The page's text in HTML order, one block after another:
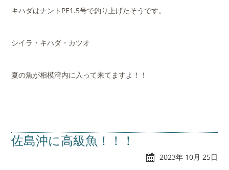
キハダはナントPE1.5号で釣り上げたそうです。
シイラ・キハダ・カツオ
夏の魚が相模湾内に入って来てますよ！！
佐島沖に高級魚！！！
2023年 10月 25日